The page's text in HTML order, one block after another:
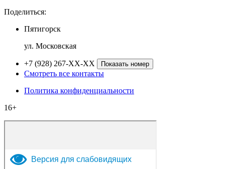
Поделиться:
Пятигорск
ул. Московская
+7 (928) 267-XX-XX Показать номер
Смотреть все контакты
Политика конфиденциальности
16+